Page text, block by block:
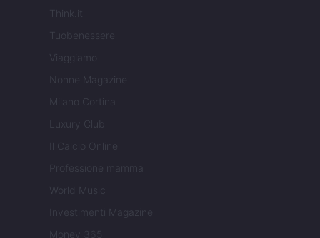
Think.it
Tuobenessere
Viaggiamo
Nonne Magazine
Milano Cortina
Luxury Club
Il Calcio Online
Professione mamma
World Music
Investimenti Magazine
Money 365